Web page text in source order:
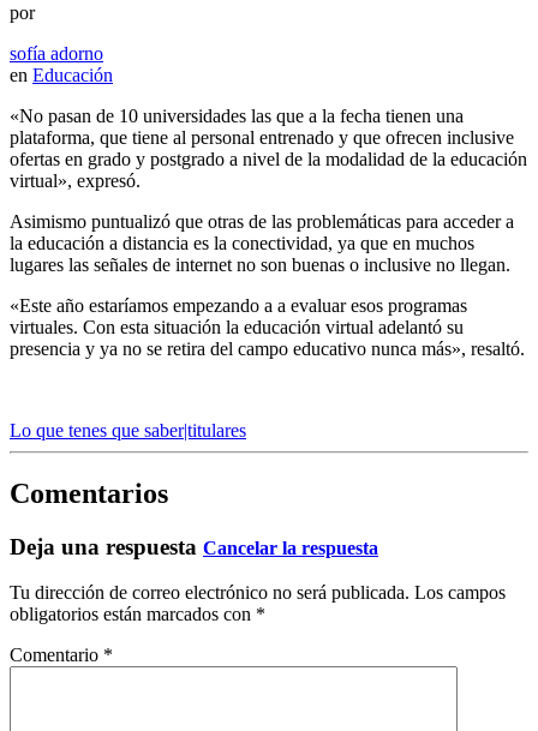
por
sofía adorno
en Educación
«No pasan de 10 universidades las que a la fecha tienen una
plataforma, que tiene al personal entrenado y que ofrecen inclusive
ofertas en grado y postgrado a nivel de la modalidad de la educación
virtual», expresó.
Asimismo puntualizó que otras de las problemáticas para acceder a
la educación a distancia es la conectividad, ya que en muchos
lugares las señales de internet no son buenas o inclusive no llegan.
«Este año estaríamos empezando a a evaluar esos programas
virtuales. Con esta situación la educación virtual adelantó su
presencia y ya no se retira del campo educativo nunca más», resaltó.
Lo que tenes que saber|titulares
Comentarios
Deja una respuesta Cancelar la respuesta
Tu dirección de correo electrónico no será publicada. Los campos
obligatorios están marcados con *
Comentario *